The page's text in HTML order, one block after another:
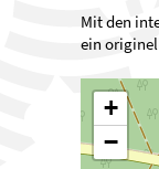
Mit den
ein
+
−